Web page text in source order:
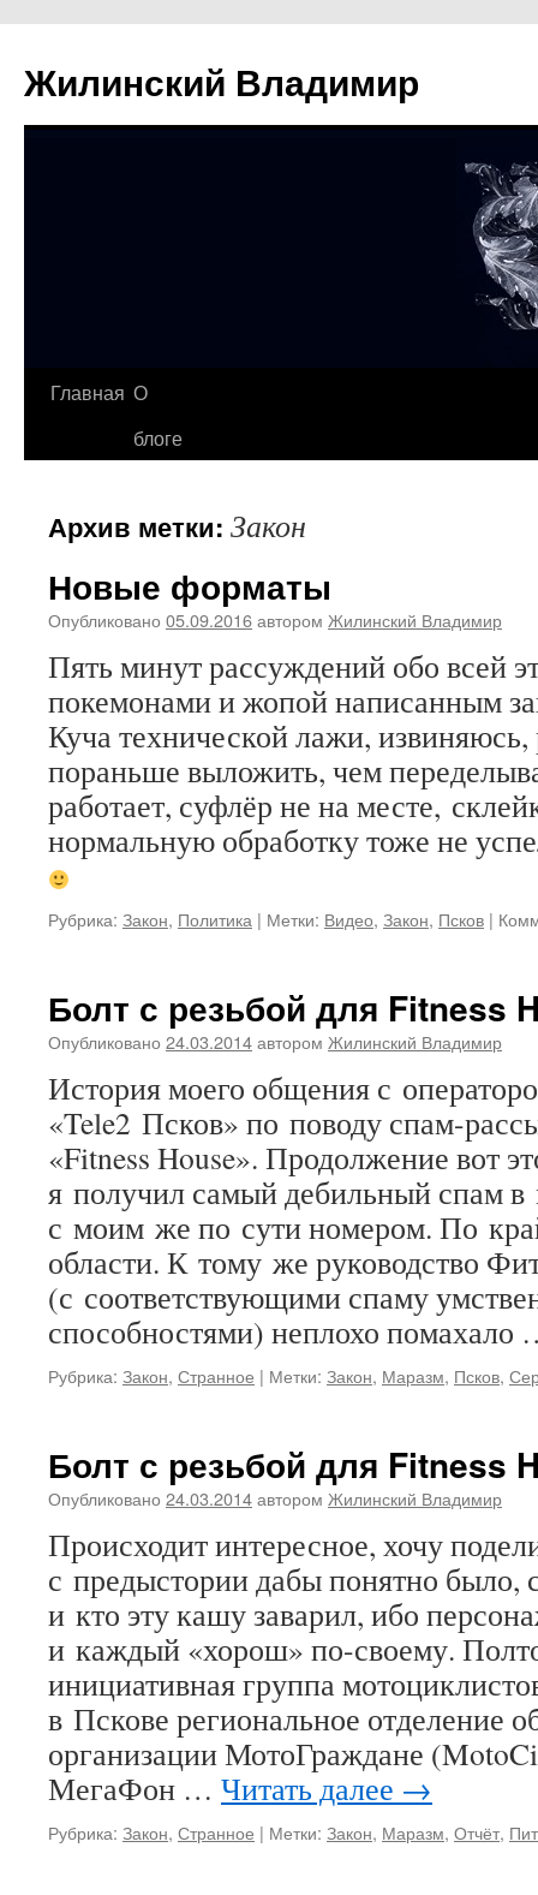
Жилинский Владимир
Перейти
Главная О
блоге
Архив метки: Закон
Новые форматы
Опубликовано 05.09.2016автором Жилинский Владимир
Пять минут рассуждений обо всей
покемонами и жопой написанным
Куча технической лажи,
пораньше выложить, чем
работает, суфлёр не на месте,
нормальную обработку тоже не
Рубрика: Закон, Политика | Метки: Видео, Закон, Псков |
Болт с резьбой для Fitness
Опубликовано 24.03.2014автором Жилинский Владимир
История моего общения с
«Tele2 Псков» по поводу спам-
«Fitness House». Продолжение вот
я получил самый дебильный спам
с моим же по сути номером. По
области. К тому же руководство
(с соответствующими спаму
способностями) неплохо
Рубрика: Закон, Странное | Метки: Закон, Маразм, Псков,
Болт с резьбой для Fitness
Опубликовано 24.03.2014автором Жилинский Владимир
Происходит интересное, хочу
с предыстории дабы понятно было,
и кто эту кашу заварил, ибо
и каждый «хорош» по-своему.
инициативная группа
в Пскове региональное отделение
организации МотоГраждане
МегаФон … Читать далее →
Рубрика: Закон, Странное | Метки: Закон, Маразм, Отчёт,